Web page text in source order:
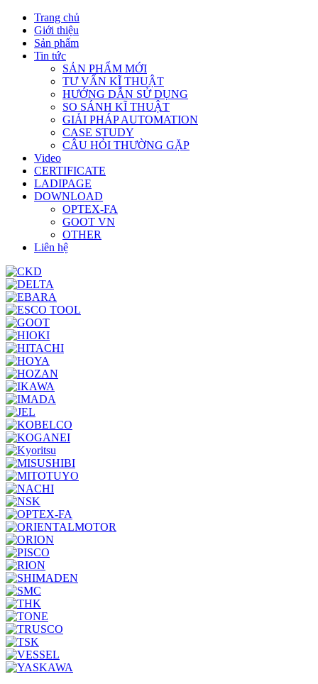
Trang chủ
Giới thiệu
Sản phẩm
Tin tức
SẢN PHẨM MỚI
TƯ VẤN KĨ THUẬT
HƯỚNG DẪN SỬ DỤNG
SO SÁNH KĨ THUẬT
GIẢI PHÁP AUTOMATION
CASE STUDY
CÂU HỎI THƯỜNG GẶP
Video
CERTIFICATE
LADIPAGE
DOWNLOAD
OPTEX-FA
GOOT VN
OTHER
Liên hệ